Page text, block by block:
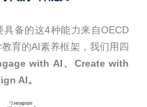
具备的这4种能力来自OECD
育的AI素养框架，我们用四
with AI、Create with
AI。